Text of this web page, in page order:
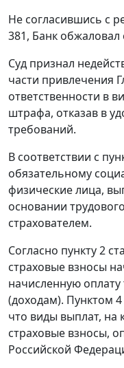
Не согласившись с
381, Банк
Суд признал
части привлечения
ответственности в
штрафа, отказав в
требований.
В соответствии с
обязательному
физические лица,
основании
страхователем.
Согласно пункту 2
страховые взносы
начисленную
(доходам). Пунктом 4
что виды выплат, на
страховые взносы,
Российской